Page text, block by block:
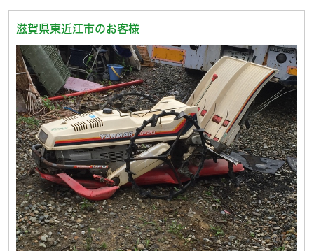
滋賀県東近江市のお客様